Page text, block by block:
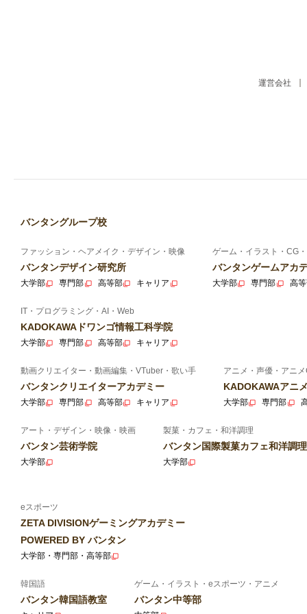
運営会社
バンタングループ校
ファッション・ヘアメイク・デザイン・映像
バンタンデザイン研究所
大学部 専門部 高等部 キャリア
ゲーム・イラスト・CG
バンタンゲームアカ
大学部 専門部 高
IT・プログラミング・AI・Web
KADOKAWAドワンゴ情報工科学院
大学部 専門部 高等部 キャリア
動画クリエイター・動画編集・VTuber・歌い手
バンタンクリエイターアカデミー
大学部 専門部 高等部 キャリア
アニメ・声優・アニ
KADOKAWAアニ
大学部 専門部
アート・デザイン・映像・映画
バンタン芸術学院
大学部
製菓・カフェ・和洋調理
バンタン国際製菓カフェ和洋調
大学部
eスポーツ
ZETA DIVISIONゲーミングアカデミー
POWERED BY バンタン
大学部・専門部・高等部
韓国語
バンタン韓国語教室
ゲーム・イラスト・eスポーツ・アニメ
バンタン中等部